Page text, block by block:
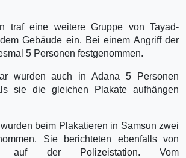
traf eine weitere Gruppe von Tayad-
Gebäude ein. Bei einem Angriff der
5 Personen festgenommen.
wurden auch in Adana 5 Personen
sie die gleichen Plakate aufhängen
beim Plakatieren in Samsun zwei
Sie berichteten ebenfalls von
auf der Polizeistation. Vom